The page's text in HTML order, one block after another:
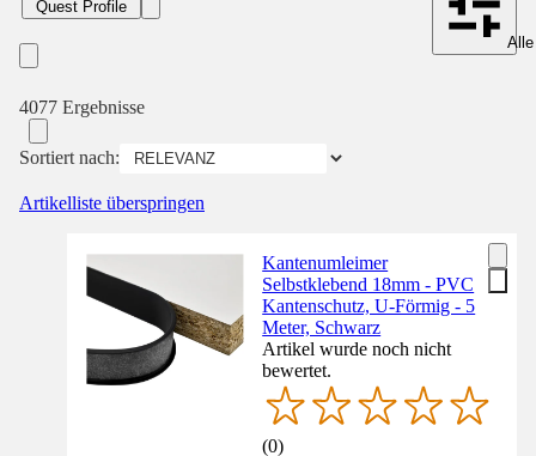
Quest Profile
4077 Ergebnisse
Sortiert nach:
Artikelliste überspringen
Kantenumleimer
Selbstklebend 18mm - PVC
Kantenschutz, U-Förmig - 5
Meter, Schwarz
Artikel wurde noch nicht
bewertet.
(0)